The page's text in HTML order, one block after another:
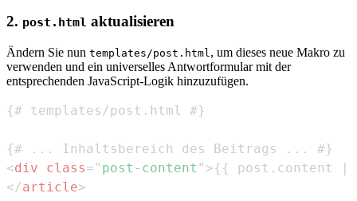
2. post.html aktualisieren
Ändern Sie nun templates/post.html , um dieses neue Makro zu
verwenden und ein universelles Antwortformular mit der
entsprechenden JavaScript-Logik hinzuzufügen.
<div class= " post-content " >{{ post.content
</article>